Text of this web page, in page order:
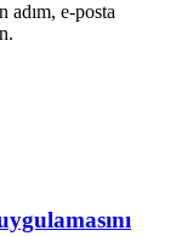
adım, e-posta